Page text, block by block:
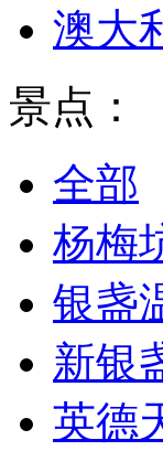
澳大
景点：
全部
杨梅
银盏
新银
英德